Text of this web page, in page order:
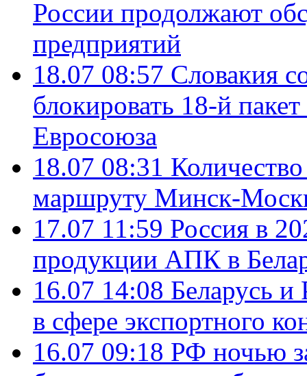
России продолжают
предприятий
18.07 08:57 Словакия
блокировать 18-й
Евросоюза
18.07 08:31
маршруту Минск-
17.07 11:59 Россия в
продукции АПК в
16.07 14:08 Беларусь и
в сфере экспортного
16.07 09:18 РФ ночью